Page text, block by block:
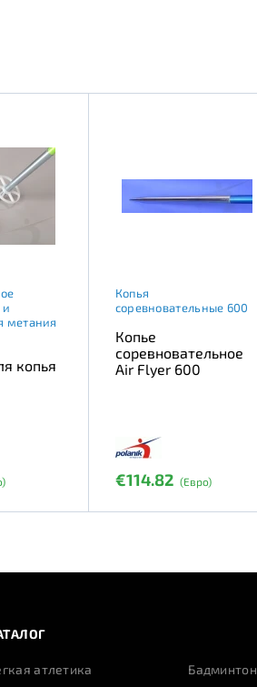
и
метания
копья
Копья
соревновательные 600
Копье
соревновательное
Air Flyer 600
€114.82 (Евро)
атлетика
Бадминтон